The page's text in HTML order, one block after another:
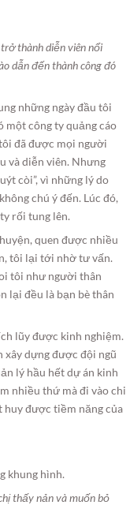
thành diễn viên nổi
dẫn đến thành công đó
những ngày đầu tôi
một công ty quảng cáo
đã được mọi người
và diễn viên. Nhưng
còi”, vì những lý do
chú ý đến. Lúc đó,
rối tung lên.
quen được nhiều
tôi lại tới nhờ tư vấn.
tôi như người thân
lại đều là bạn bè thân
lũy được kinh nghiệm.
xây dựng được đội ngũ
lý hầu hết dự án kinh
nhiều thứ mà đi vào chi
huy được tiềm năng của
khung hình.
thấy nản và muốn bỏ